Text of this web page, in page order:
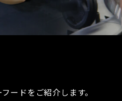
ードをご紹介します。